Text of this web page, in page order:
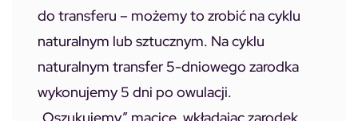
do transferu – możemy to zrobić na cyklu
naturalnym lub sztucznym. Na cyklu
naturalnym transfer 5-dniowego zarodka
wykonujemy 5 dni po owulacji.
„Oszukujemy” macicę, wkładając zarodek